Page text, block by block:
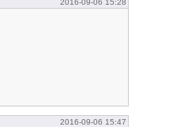
2016-09-06 15:28
2016-09-06 15:47